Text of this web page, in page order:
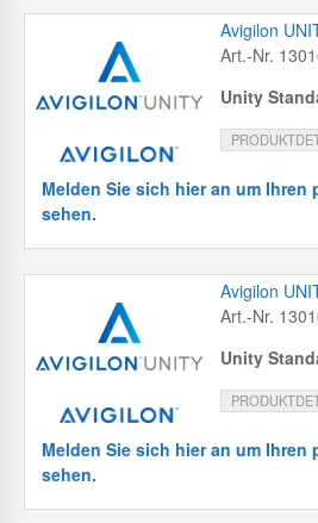
Avigilon
Art.-Nr.
Unity
Melden Sie sich hier an um Ihren
sehen.
Avigilon
Art.-Nr.
Unity
Melden Sie sich hier an um Ihren
sehen.